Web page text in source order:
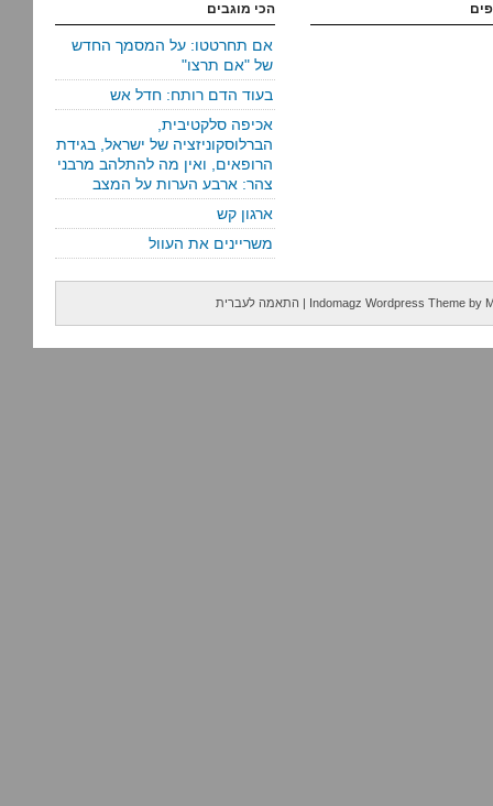
הכי מוגבים
אם תחרטטו: על המסמך החדש
של "אם תרצו"
בעוד הדם רותח: חדל אש
אכיפה סלקטיבית,
הברלוסקוניזציה של ישראל, בגידת
הרופאים, ואין מה להתלהב מרבני
צהר: ארבע הערות על המצב
ארגון קש
משריינים את העוול
Indomagz Wordpress Theme by
| התאמה לעברית